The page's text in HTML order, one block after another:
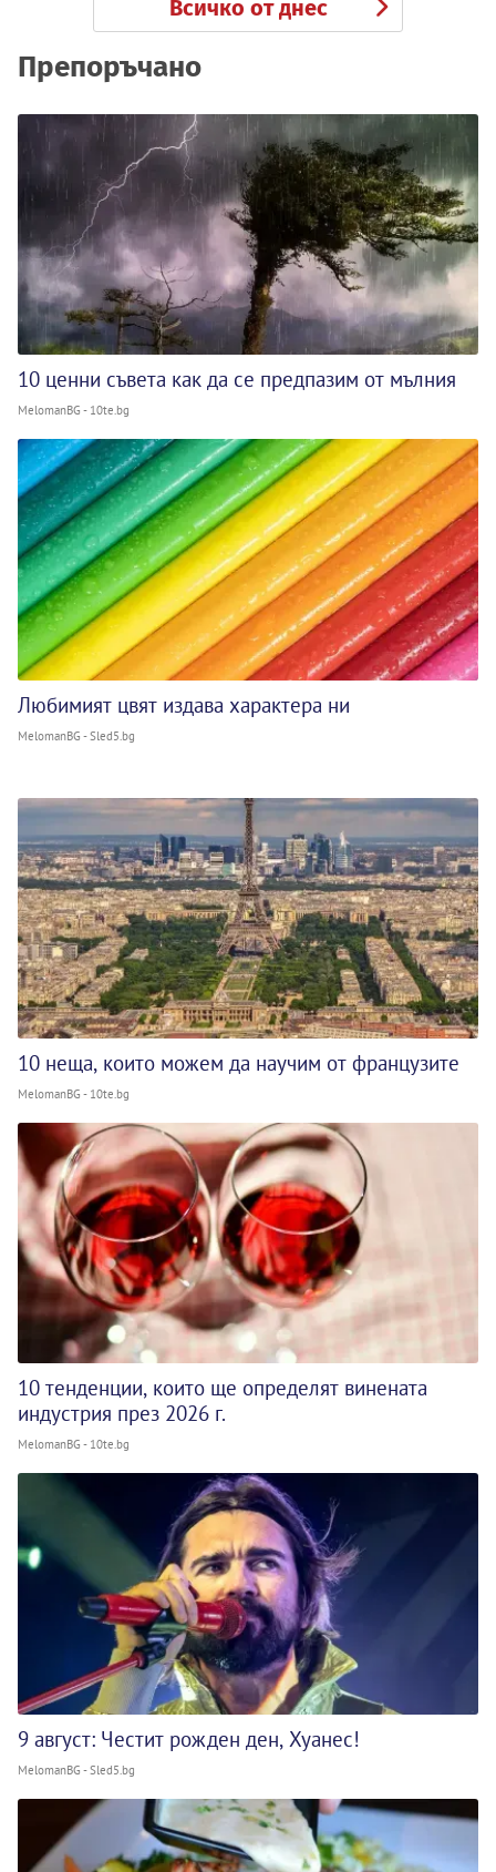
Всичко от днес
Препоръчано
10 ценни съвета как да се предпазим от мълния
MelomanBG - 10te.bg
Любимият цвят издава характера ни
MelomanBG - Sled5.bg
10 неща, които можем да научим от французите
MelomanBG - 10te.bg
10 тенденции, които ще определят винената
индустрия през 2026 г.
MelomanBG - 10te.bg
9 август: Честит рожден ден, Хуанес!
MelomanBG - Sled5.bg